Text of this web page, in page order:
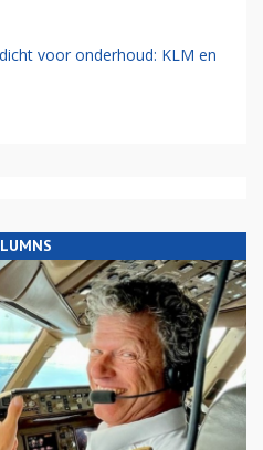
voor onderhoud: KLM en